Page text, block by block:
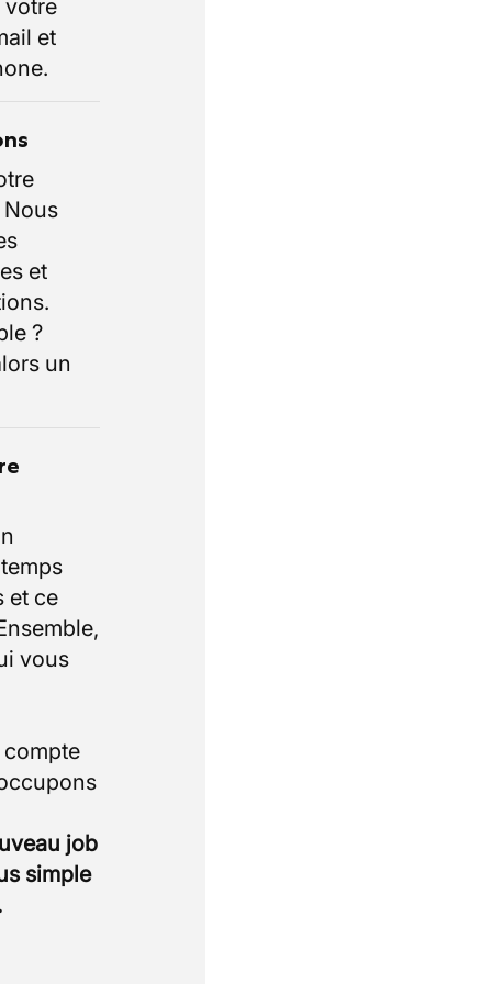
votre
et
et
?
un
et ce
vous
job
simple